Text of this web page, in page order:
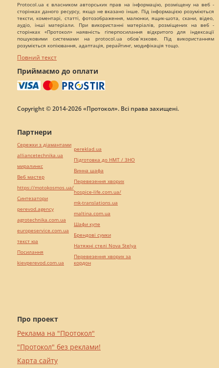
Protocol.ua є власником авторських прав на інформацію, розміщену на веб -
сторінках даного ресурсу, якщо не вказано інше. Під інформацією розуміються
тексти, коментарі, статті, фотозображення, малюнки, ящик-шота, скани, відео,
аудіо, інші матеріали. При використанні матеріалів, розміщених на веб -
сторінках «Протокол» наявність гіперпосилання відкритого для індексації
пошуковими системами на protocol.ua обов`язкове. Під використанням
розуміється копіювання, адаптація, рерайтинг, модифікація тощо.
Повний текст
Приймаємо до оплати
Copyright © 2014-2026 «Протокол». Всі права захищені.
Про проект
Реклама на "Протокол"
"Протокол" без реклами!
Карта сайту
Партнери
Сережки з діамантами
alliancetechnika.ua
миралинкс
Веб мастер
https://motokosmos.ua/
Синтезатори
perevod.agency
agrotechnika.com.ua
europeservice.com.ua
текст юа
Посилання
kievperevod.com.ua
pereklad.ua
Підготовка до НМТ / ЗНО
Винна шафа
Перевезення хворих
hospice-life.com.ua/
mk-translations.ua
maltina.com.ua
Шафи купе
Брендові сумки
Натяжні стелі Nova Stelya
Перевезення хворих за
кордон